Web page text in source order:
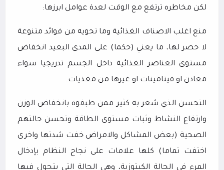
لكن مخاطره ترتفع مع الوقت لعدة عوامل ابرزها:
منع اغلب الاصناف الغذائية وما تحويه من فوائد متنوعة
لا حصر لها، ما يعني (حكما) على المدى البعيد انخفاض
مستوى العناصر الغذائية داخل الجسم تدريجيا سواء
معادن او فيتامينات او غيرها من مغذيات.
التحسن الذي شعر به كثير ممن طبقوه بانخفاض الوزن
وارتفاع النشاط وثبات مستوى الطاقة وتحسن حالتهم
الصحية (بعض المشاكل والامراض خفت شدتها واخرى
اختفت تماما) كلها علامات على نجاح النظام بإدخال
المرء في الحالة الكيتوزية، وهي الحالة التي يتحول فيها